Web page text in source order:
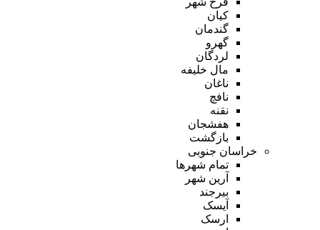
کیان
گندمان
گهرو
لردگان
مال خلیفه
ناغان
نافچ
نقنه
هفشجان
بازگشت
خراسان جنوبی
تمام شهر‌ها
آرین شهر
بیرجند
آیسک
ارسک